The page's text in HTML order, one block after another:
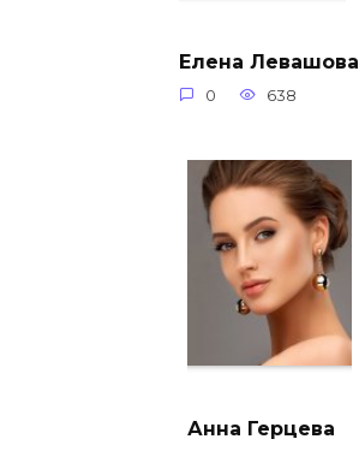
Елена Левашова
0 638
Анна Герцева